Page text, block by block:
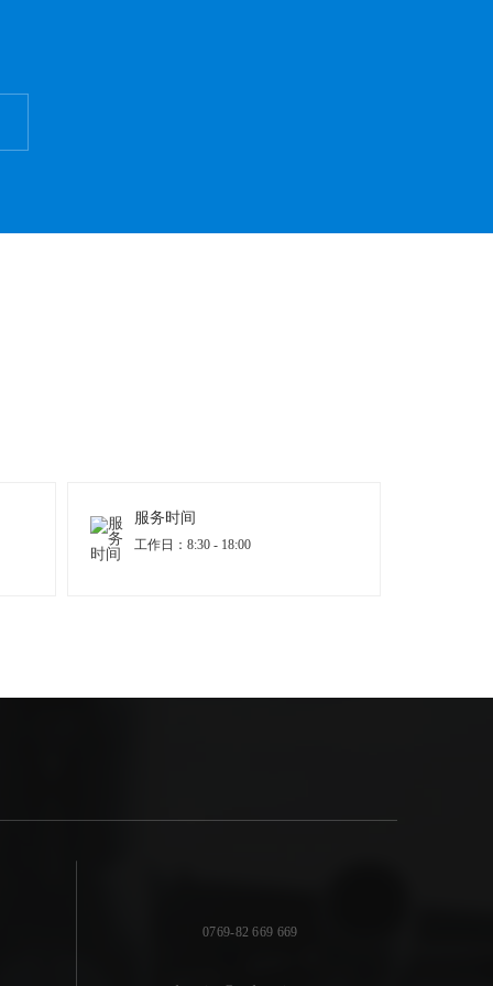
服务时间
工作日：8:30 - 18:00
0769-82 669 669